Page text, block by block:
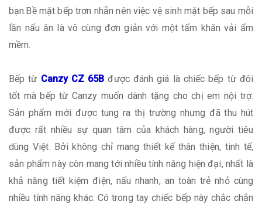
bạn.Bề mặt bếp trơn nhẵn nên việc vệ sinh mặt bếp sau mỗi
lần nấu ăn là vô cùng đơn giản với một tấm khăn vải ẩm
mềm.
Bếp từ Canzy CZ 65B được đánh giá là chiếc bếp từ đôi
tốt mà bếp từ Canzy muốn dành tặng cho chị em nội trợ.
Sản phẩm mới được tung ra thị trường nhưng đã thu hút
được rất nhiều sự quan tâm của khách hàng, người tiêu
dùng Việt. Bởi không chỉ mang thiết kế thân thiện, tinh tế,
sản phẩm này còn mang tới nhiều tính năng hiện đại, nhất là
khả năng tiết kiệm điện, nấu nhanh, an toàn trẻ nhỏ cùng
nhiều tính năng khác. Có trong tay chiếc bếp này chắc chắn